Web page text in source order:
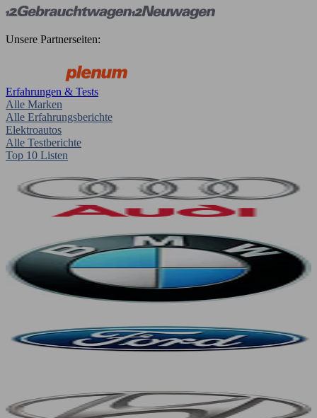
Unsere Partnerseiten:
Erfahrungen & Tests
Alle Marken
Alle Erfahrungsberichte
Elektroautos
Alle Testberichte
Top 10 Listen